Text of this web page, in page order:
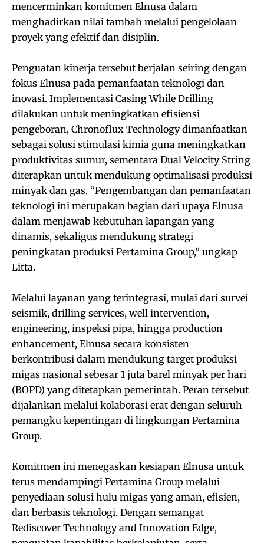
mencerminkan komitmen Elnusa dalam
menghadirkan nilai tambah melalui pengelolaan
proyek yang efektif dan disiplin.
Penguatan kinerja tersebut berjalan seiring dengan
fokus Elnusa pada pemanfaatan teknologi dan
inovasi. Implementasi Casing While Drilling
dilakukan untuk meningkatkan efisiensi
pengeboran, Chronoflux Technology dimanfaatkan
sebagai solusi stimulasi kimia guna meningkatkan
produktivitas sumur, sementara Dual Velocity String
diterapkan untuk mendukung optimalisasi produksi
minyak dan gas. “Pengembangan dan pemanfaatan
teknologi ini merupakan bagian dari upaya Elnusa
dalam menjawab kebutuhan lapangan yang
dinamis, sekaligus mendukung strategi
peningkatan produksi Pertamina Group,” ungkap
Litta.
Melalui layanan yang terintegrasi, mulai dari survei
seismik, drilling services, well intervention,
engineering, inspeksi pipa, hingga production
enhancement, Elnusa secara konsisten
berkontribusi dalam mendukung target produksi
migas nasional sebesar 1 juta barel minyak per hari
(BOPD) yang ditetapkan pemerintah. Peran tersebut
dijalankan melalui kolaborasi erat dengan seluruh
pemangku kepentingan di lingkungan Pertamina
Group.
Komitmen ini menegaskan kesiapan Elnusa untuk
terus mendampingi Pertamina Group melalui
penyediaan solusi hulu migas yang aman, efisien,
dan berbasis teknologi. Dengan semangat
Rediscover Technology and Innovation Edge,